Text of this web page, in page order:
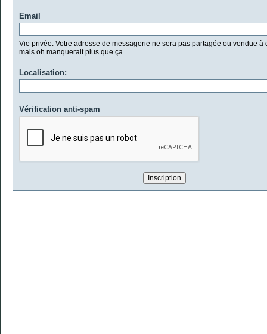
Email
Vie privée: Votre adresse de messagerie ne sera pas partagée ou vendue à
mais oh manquerait plus que ça.
Localisation:
Vérification anti-spam